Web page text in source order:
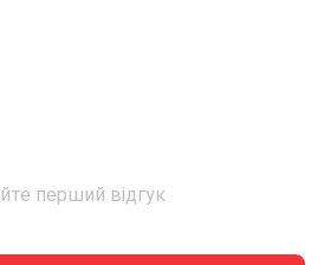
перший відгук